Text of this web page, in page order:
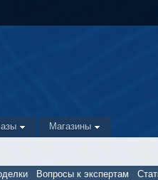
Магазины
Вопросы к экспертам